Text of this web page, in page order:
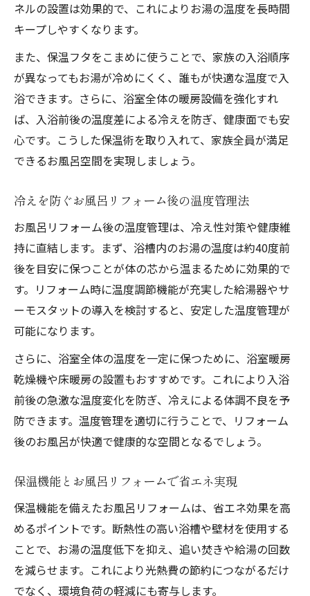
ネルの設置は効果的で、これによりお湯の温度を長時間
キープしやすくなります。
また、保温フタをこまめに使うことで、家族の入浴順序
が異なってもお湯が冷めにくく、誰もが快適な温度で入
浴できます。さらに、浴室全体の暖房設備を強化すれ
ば、入浴前後の温度差による冷えを防ぎ、健康面でも安
心です。こうした保温術を取り入れて、家族全員が満足
できるお風呂空間を実現しましょう。
冷えを防ぐお風呂リフォーム後の温度管理法
お風呂リフォーム後の温度管理は、冷え性対策や健康維
持に直結します。まず、浴槽内のお湯の温度は約40度前
後を目安に保つことが体の芯から温まるために効果的で
す。リフォーム時に温度調節機能が充実した給湯器やサ
ーモスタットの導入を検討すると、安定した温度管理が
可能になります。
さらに、浴室全体の温度を一定に保つために、浴室暖房
乾燥機や床暖房の設置もおすすめです。これにより入浴
前後の急激な温度変化を防ぎ、冷えによる体調不良を予
防できます。温度管理を適切に行うことで、リフォーム
後のお風呂が快適で健康的な空間となるでしょう。
保温機能とお風呂リフォームで省エネ実現
保温機能を備えたお風呂リフォームは、省エネ効果を高
めるポイントです。断熱性の高い浴槽や壁材を使用する
ことで、お湯の温度低下を抑え、追い焚きや給湯の回数
を減らせます。これにより光熱費の節約につながるだけ
でなく、環境負荷の軽減にも寄与します。